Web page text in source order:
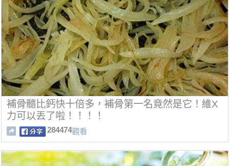
補骨髓比鈣快十倍多，補骨第一名竟然是它！維X
力可以丟了啦！！！！
284474觀看